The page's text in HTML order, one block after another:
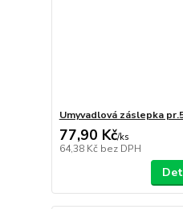
Umyvadlová záslepka
77,90 Kč/ks
64,38 Kč bez DPH